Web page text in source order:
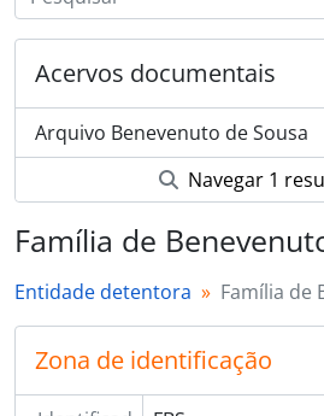
Acervos documentais
Arquivo Benevenuto de Sousa
Navegar 1
Família de
Entidade detentora Família de
Zona de identificação